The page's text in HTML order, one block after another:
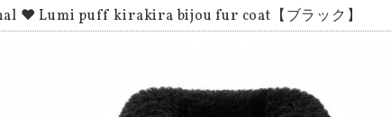
♥ Lumi puff kirakira bijou fur coat【ブラック】